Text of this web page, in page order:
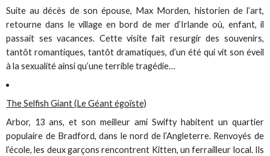
Suite au décès de son épouse, Max Morden, historien de l’art,
retourne dans le village en bord de mer d’Irlande où, enfant, il
passait ses vacances. Cette visite fait resurgir des souvenirs,
tantôt romantiques, tantôt dramatiques, d’un été qui vit son éveil
à la sexualité ainsi qu’une terrible tragédie…
The Selfish Giant (Le Géant égoïste)
Arbor, 13 ans, et son meilleur ami Swifty habitent un quartier
populaire de Bradford, dans le nord de l’Angleterre. Renvoyés de
l’école, les deux garçons rencontrent Kitten, un ferrailleur local. Ils